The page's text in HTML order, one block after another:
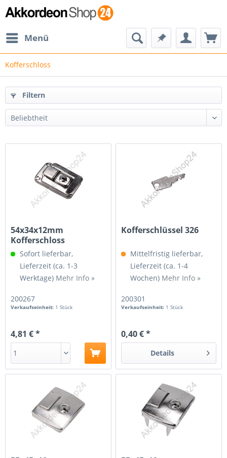
Menü
Kofferschloss
Filtern
54x34x12mm
Kofferschloss
abschließbar
vernickelt
Sofort lieferbar,
Lieferzeit (ca. 1-3
Werktage) Mehr Info »
200267
Verkaufseinheit: 1 Stück
4,81 € *
Kofferschlüssel 326
Mittelfristig lieferbar,
Lieferzeit (ca. 1-4
Wochen) Mehr Info »
200301
Verkaufseinheit: 1 Stück
0,40 € *
Details